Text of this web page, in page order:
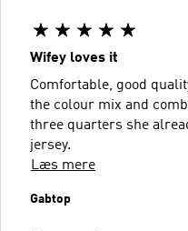
Wifey loves it
Comfortable, good
the colour mix and
three quarters she
jersey.
Læs mere
Gabtop